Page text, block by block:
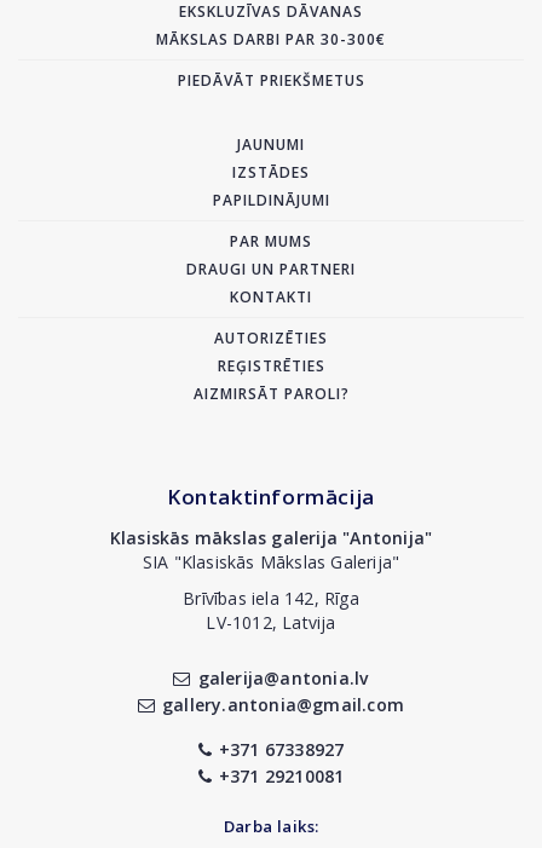
EKSKLUZĪVAS DĀVANAS
MĀKSLAS DARBI PAR 30-300€
PIEDĀVĀT PRIEKŠMETUS
JAUNUMI
IZSTĀDES
PAPILDINĀJUMI
PAR MUMS
DRAUGI UN PARTNERI
KONTAKTI
AUTORIZĒTIES
REĢISTRĒTIES
AIZMIRSĀT PAROLI?
Kontaktinformācija
Klasiskās mākslas galerija "Antonija"
SIA "Klasiskās Mākslas Galerija"
Brīvības iela 142, Rīga
LV-1012, Latvija
galerija@antonia.lv
gallery.antonia@gmail.com
+371 67338927
+371 29210081
Darba laiks: